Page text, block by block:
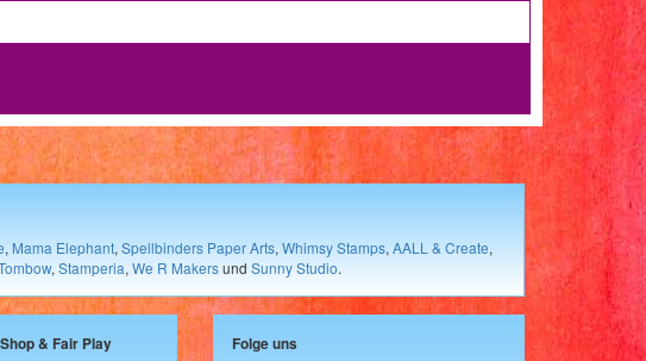
, Mama Elephant, Spellbinders Paper Arts, Whimsy Stamps, AALL & Create,
, Stamperia, We R Makersund Sunny Studio.
& Fair Play
Folge uns